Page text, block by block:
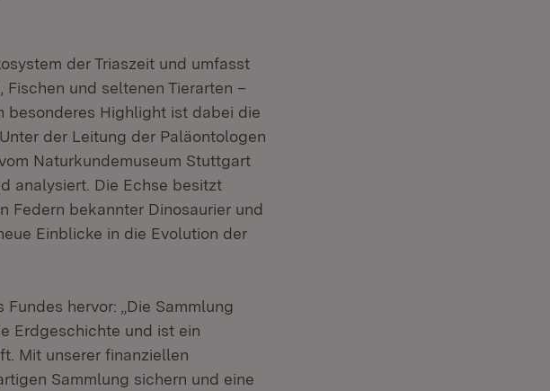
der Triaszeit und umfasst
und seltenen Tierarten –
besonderes Highlight ist dabei die
der Leitung der Paläontologen
Naturkundemuseum Stuttgart
analysiert. Die Echse besitzt
Federn bekannter Dinosaurier und
Einblicke in die Evolution der
hervor: „Die Sammlung
Erdgeschichte und ist ein
Mit unserer finanziellen
Sammlung sichern und eine